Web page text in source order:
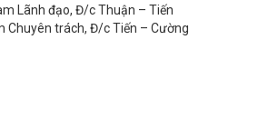
Lãnh đạo, Đ/c Thuận – Tiến
Chuyên trách, Đ/c Tiến – Cường